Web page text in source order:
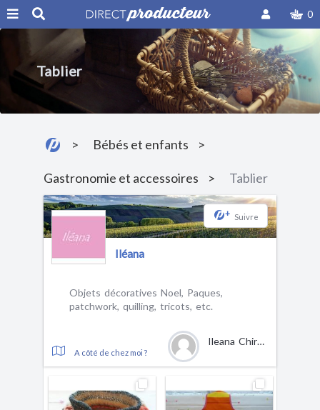
0
Tablier
Bébés et enfants
Gastronomie et accessoires Tablier
+ Suivre
Iléana
Objets décoratives Noel, Paques,
patchwork, quilling, tricots, etc.
A côté de chez moi ?
Ileana Chirtoc